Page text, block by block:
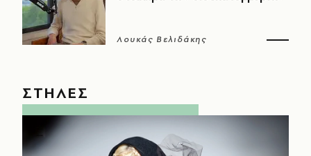
Λουκάς Βελιδάκης
ΣΤΗΛΕΣ